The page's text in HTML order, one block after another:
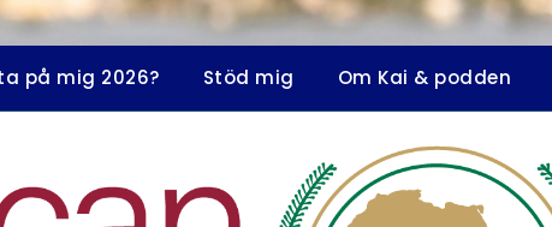
på mig 2026? Stöd mig Om Kai & podden